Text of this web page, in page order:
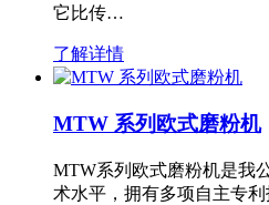
它比传…
了解详情
MTW 系列欧式磨粉机
MTW系列欧式磨粉机是我
术水平，拥有多项自主专